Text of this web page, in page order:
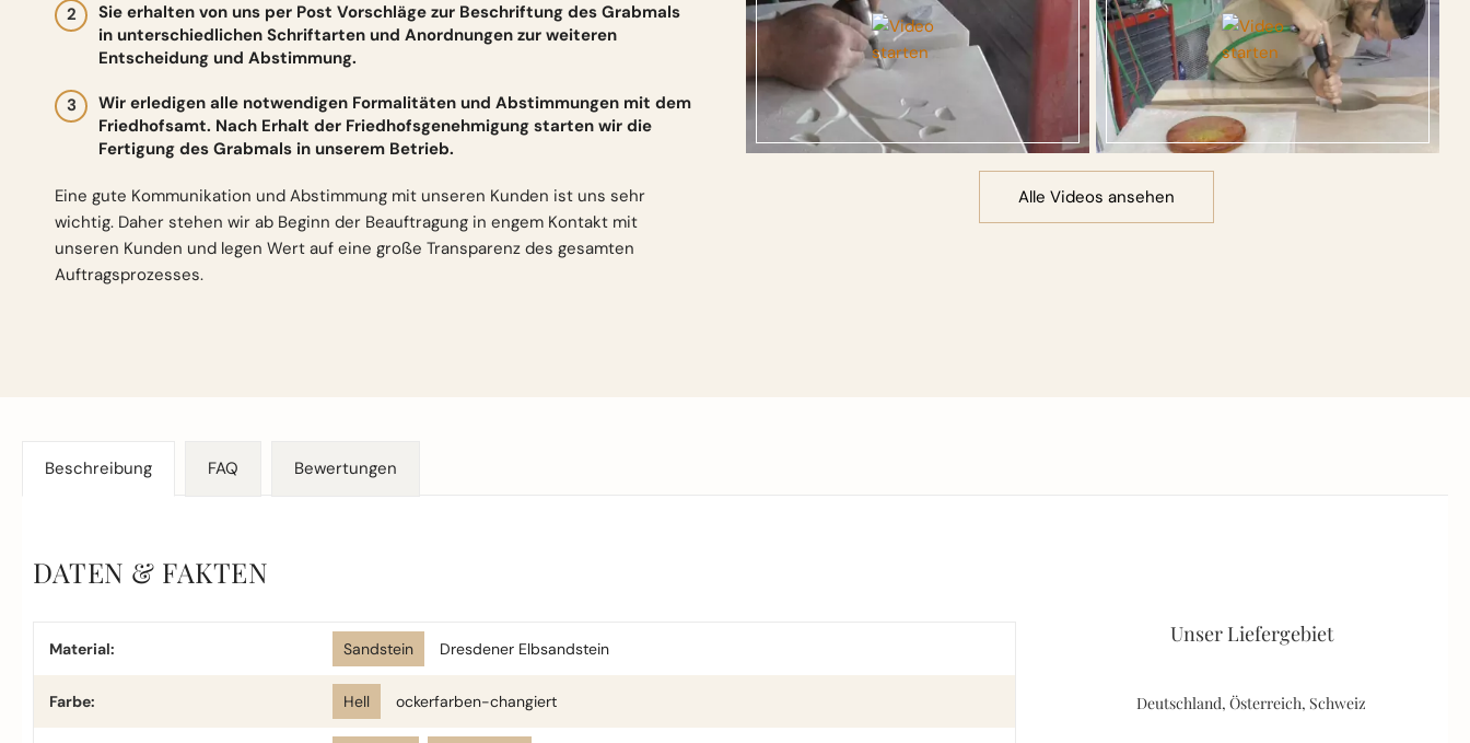
Sie erhalten von uns per Post Vorschläge zur Beschriftung des Grabmals
in unterschiedlichen Schriftarten und Anordnungen zur weiteren
Entscheidung und Abstimmung.
Wir erledigen alle notwendigen Formalitäten und Abstimmungen mit dem
Friedhofsamt. Nach Erhalt der Friedhofsgenehmigung starten wir die
Fertigung des Grabmals in unserem Betrieb.
Eine gute Kommunikation und Abstimmung mit unseren Kunden ist uns sehr
wichtig. Daher stehen wir ab Beginn der Beauftragung in engem Kontakt mit
unseren Kunden und legen Wert auf eine große Transparenz des gesamten
Auftragsprozesses.
Alle Videos ansehen
Beschreibung
DATEN & FAKTEN
Material: Sandstein Dresdener Elbsandstein
Farbe: Hell ockerfarben-changiert
Unser Liefergebiet
Deutschland, Österreich, Schweiz
FAQ Bewertungen